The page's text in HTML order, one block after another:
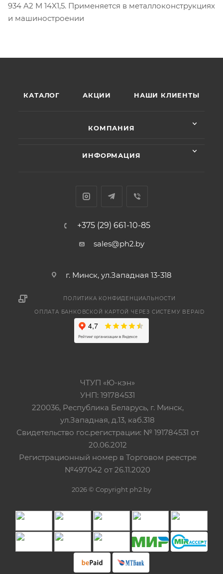
934 A2 M 14X1,5. Применяется в металлоконструкциях
и машиностроении
КАТАЛОГ АКЦИИ НАШИ КЛИЕНТЫ
КОМПАНИЯ
ИНФОРМАЦИЯ
+375 (29) 661-10-85
sales@ph2.by
г. Минск, ул.Западная 13-318
ПОЛИТИКА КОНФИДЕНЦИАЛЬНОСТИ
ОПЛАТА БАНКОВСКОЙ КАРТОЙ ЧЕРЕЗ СИСТЕМУ BEPAID
ЧТУП «Ю-кэн»
УНП: 191784531
220036, Республика Беларусь, г. Минск,
ул.Западная, д.13, каб.318
Свидетельство гос.регистрации: № 191784531 от
20.06.2012
Регистрационный номер в Торговом реестре
№497042 от 26.11.2020
2026 © Copyright ph2.by